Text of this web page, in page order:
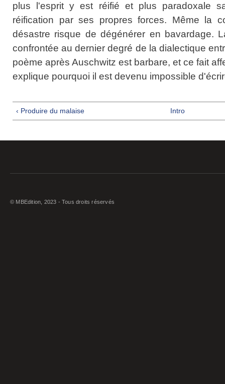
plus l'esprit y est réifié et plus paradoxale
réification par ses propres forces. Même la
désastre risque de dégénérer en bavardage.
confrontée au dernier degré de la dialectique
poème après Auschwitz est barbare, et ce fait
explique pourquoi il est devenu impossible
‹ Produire du malaise Intro
© MBEdition, 2023 - Tous droits réservés